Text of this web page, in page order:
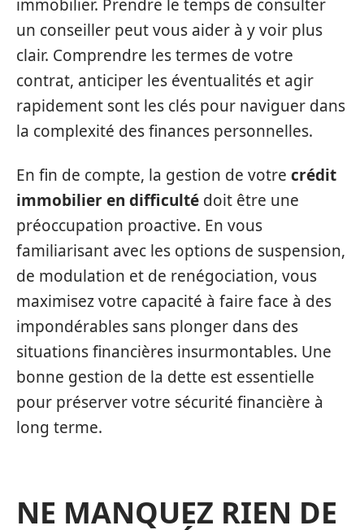
immobilier. Prendre le temps de consulter
un conseiller peut vous aider à y voir plus
clair. Comprendre les termes de votre
contrat, anticiper les éventualités et agir
rapidement sont les clés pour naviguer dans
la complexité des finances personnelles.
En fin de compte, la gestion de votre crédit
immobilier en difficulté doit être une
préoccupation proactive. En vous
familiarisant avec les options de suspension,
de modulation et de renégociation, vous
maximisez votre capacité à faire face à des
impondérables sans plonger dans des
situations financières insurmontables. Une
bonne gestion de la dette est essentielle
pour préserver votre sécurité financière à
long terme.
NE MANQUEZ RIEN DE